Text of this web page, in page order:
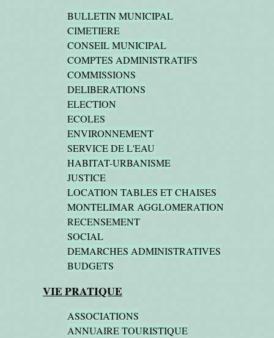
BULLETIN MUNICIPAL
CIMETIERE
CONSEIL MUNICIPAL
COMPTES ADMINISTRATIFS
COMMISSIONS
DELIBERATIONS
ELECTION
ECOLES
ENVIRONNEMENT
SERVICE DE L'EAU
HABITAT-URBANISME
JUSTICE
LOCATION TABLES ET CHAISES
MONTELIMAR AGGLOMERATION
RECENSEMENT
SOCIAL
DEMARCHES ADMINISTRATIVES
BUDGETS
VIE PRATIQUE
ASSOCIATIONS
ANNUAIRE TOURISTIQUE